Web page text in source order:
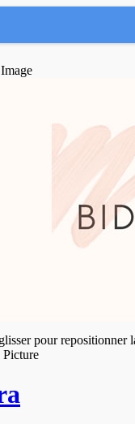
pour repositionner